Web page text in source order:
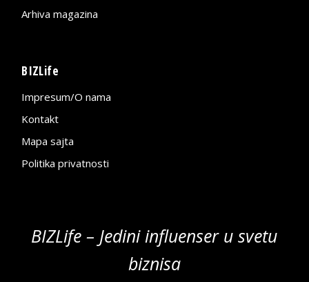
Arhiva magazina
BIZLife
Impresum/O nama
Kontakt
Mapa sajta
Politika privatnosti
BIZLife – Jedini influenser u svetu
biznisa